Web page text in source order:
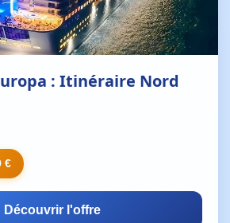
: Itinéraire Nord
€
Découvrir l'offre